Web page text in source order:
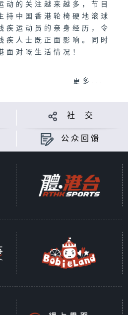
动的关注越来越多，节目
持中国香港轮椅硬地滚球
疾运动员的亲身经历，令
疾人士既正面影响。同时
面对嘅生活情况！
更多...
社 交
公众回馈